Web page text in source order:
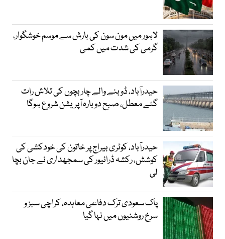
لاہور میں مون سون کی بارش سے موسم خوشگوار،
گرمی کی شدت میں کمی
حیدرآباد، ڈوبنے والے چار بچوں کی تلاش رات
گئے معطل، صبح دوبارہ آپریشن شروع ہوگا
حیدرآباد، کوٹری بیراج پر خاتون کی خودکشی کی
کوشش، رکشہ ڈرائیور کی سمجھداری نے جان بچا
لی
پاک سعودی ترک دفاعی معاہدہ، کراچی سبز و
سرخ روشنیوں میں نہا گیا